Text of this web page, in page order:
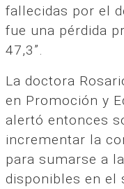
fallecidas por el
fue una pérdida
47,3”.
La doctora
en Promoción y
alertó entonces
incrementar la
para sumarse a
disponibles en el